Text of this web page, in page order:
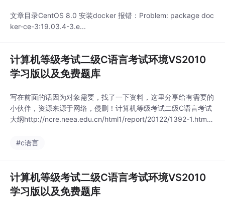
文章目录CentOS 8.0 安装docker 报错：Problem: package doc
ker-ce-3:19.03.4-3.e...
计算机等级考试二级C语言考试环境VS2010
学习版以及免费题库
写在前面的话因为对象需要，找了一下资料，这里分享给有需要的
小伙伴，资源来源于网络，侵删！计算机等级考试二级C语言考试
大纲http://ncre.neea.edu.cn/html1/report/20122/1392-1.htm因
oft Visual C++ 2010 学习版 安装：下载链接：推荐用迅雷下载：(
#c语言
计算机等级考试二级C语言考试环境VS2010
学习版以及免费题库